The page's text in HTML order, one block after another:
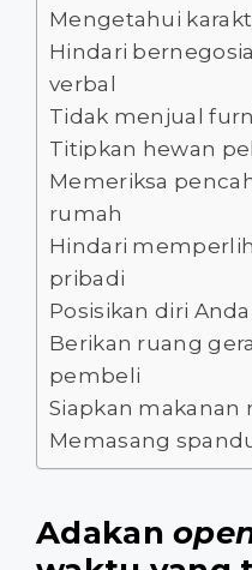
Mengetahui
Hindari
verbal
Tidak menjual
Titipkan hewan
Memeriksa
rumah
Hindari
pribadi
Posisikan diri
Berikan ruang
pembeli
Siapkan makanan
Memasang
Adakan